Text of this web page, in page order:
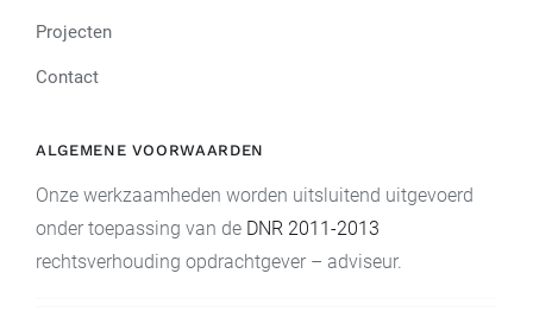
Projecten
Contact
ALGEMENE VOORWAARDEN
Onze werkzaamheden worden uitsluitend uitgevoerd
onder toepassing van de DNR 2011-2013
rechtsverhouding opdrachtgever – adviseur.